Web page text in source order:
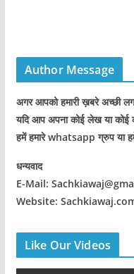
Author Message
अगर आपको हमारी ख़बरे अच्छी
यदि आप अपना कोई लेख या कोई
हमें हमारे whatsapp ग्रुप या
धन्यवाद
E-Mail:
Website:
Like Our Videos